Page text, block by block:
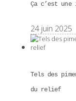
Ça c’est
24 juin 2025
Tels des
du relief